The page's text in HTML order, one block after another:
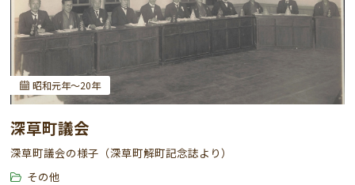
昭和元年～20年
深草町議会
深草町議会の様子（深草町解町記念誌より）
その他